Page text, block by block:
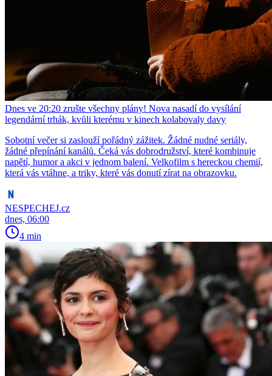
Dnes ve 20:20 zrušte všechny plány! Nova nasadí do vysílání
legendární trhák, kvůli kterému v kinech kolabovaly davy
Sobotní večer si zaslouží pořádný zážitek. Žádné nudné seriály,
žádné přepínání kanálů. Čeká vás dobrodružství, které kombinuje
napětí, humor a akci v jednom balení. Velkofilm s hereckou chemií,
která vás vtáhne, a triky, které vás donutí zírat na obrazovku.
NESPECHEJ.cz
dnes, 06:00
4 min